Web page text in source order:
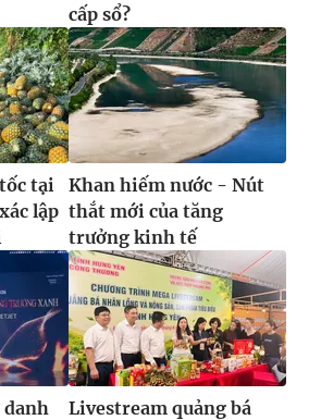
cấp sổ?
tại
lập
Khan hiếm nước - Nút
thắt mới của tăng
trưởng kinh tế
Livestream quảng bá